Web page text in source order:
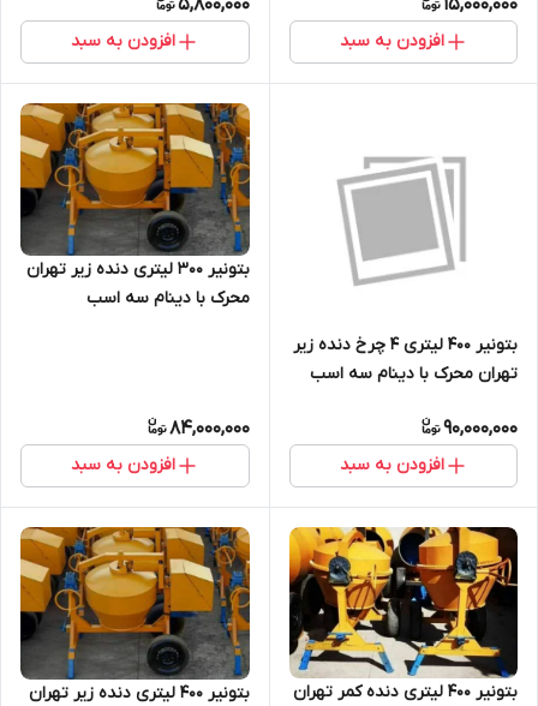
15,000,000
افزودن به سبد
5,800,000
افزودن به سبد
بتونیر 400 لیتری 4 چرخ دنده زیر
تهران محرک با دینام سه اسب
90,000,000
افزودن به سبد
بتونیر 300 لیتری دنده زیر تهران
محرک با دینام سه اسب
84,000,000
افزودن به سبد
بتونیر 400 لیتری دنده کمر تهران
بتونیر 400 لیتری دنده زیر تهران